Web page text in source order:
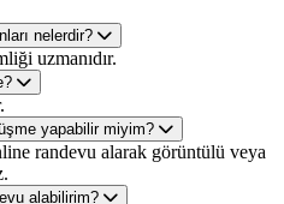
nelerdir?
uzmanıdır.
yapabilir miyim?
randevu alarak görüntülü veya
alabilirim?